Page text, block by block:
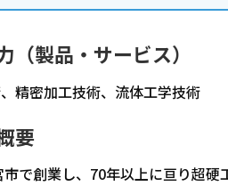
（製品・サービス）
精密加工技術、流体工学技術
要
で創業し、70年以上に亘り超硬